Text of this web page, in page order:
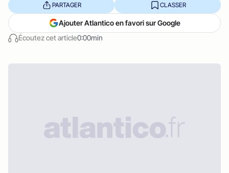
Écoutez cet article0:00min
PARTAGER CLASSER
Ajouter Atlantico en favori sur Google